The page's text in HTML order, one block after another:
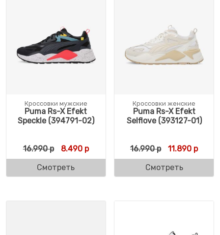
Кроссовки мужские
Puma Rs-X Efekt
Speckle (394791-02)
16.990р Первоначальная цена составляла 16.990
8.490рТекущая цена: 8.490 р.
Смотреть
Кроссовки женские
Puma Rs-X Efekt
Selflove (393127-01)
16.990р 11.890 р
Смотреть